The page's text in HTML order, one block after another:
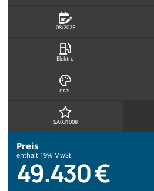
08/2025
Elektro
grau
SA031008
Preis
enthält 19% MwSt.
49.430 €